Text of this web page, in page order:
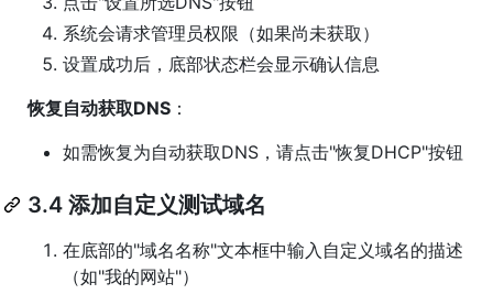
系统会请求管理员权限（如果尚未获取）
设置成功后，底部状态栏会显示确认信息
恢复自动获取DNS ：
如需恢复为自动获取DNS，请点击"恢复DHCP"按钮
3.4 添加自定义测试域名
在底部的"域名名称"文本框中输入自定义域名的描述
（如"我的网站"）